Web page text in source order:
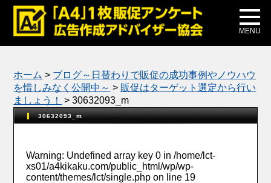
MENU
メディア掲載
公式ブログ
ホーム > ブログ～日替わりで販促の成功事例やノウハウ
を惜しみなく公開中～ > 販促はターゲット選定から行い
ましょう！
>30632093_m
30632093_m
Warning: Undefined array key 0 in/home/lct-
xs01/a4kikaku.com/public_html/wp/wp-
content/themes/lct/single.php on line 19